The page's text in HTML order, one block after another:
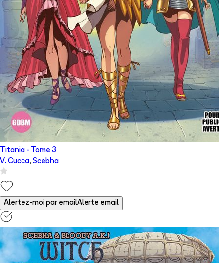
Titania - Tome 3
V. Cucca, Scebha
Alertez-moi par emailAlerte email